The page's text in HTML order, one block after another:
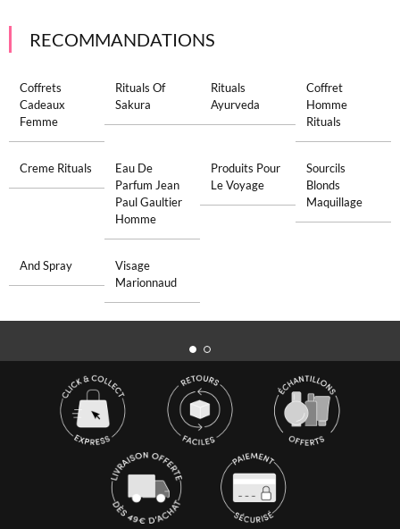
RECOMMANDATIONS
Coffrets
Cadeaux
Femme
Rituals Of
Sakura
Rituals
Ayurveda
Coffret
Homme
Rituals
Creme Rituals
Eau De
Parfum Jean
Paul Gaultier
Homme
Produits Pour
Le Voyage
Sourcils
Blonds
Maquillage
And Spray
Visage
Marionnaud